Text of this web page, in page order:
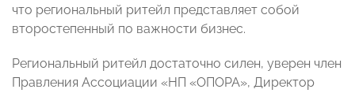
что региональный ритейл представляет собой
второстепенный по важности бизнес.
Региональный ритейл достаточно силен, уверен член
Правления Ассоциации «НП «ОПОРА», Директор